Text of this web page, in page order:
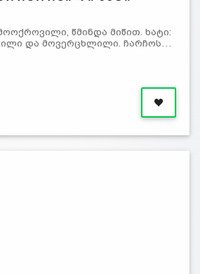
წმინდა მიწით. ხატი:
და მოვერცხლილი. ჩარჩოს…